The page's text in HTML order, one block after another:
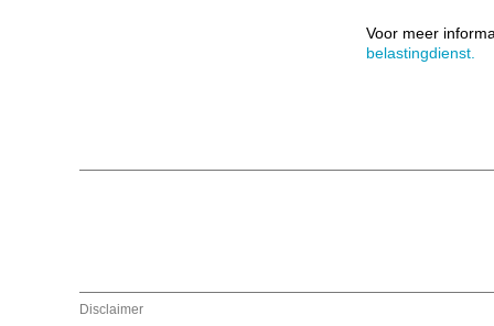
Voor meer
belastingdienst.
Disclaimer